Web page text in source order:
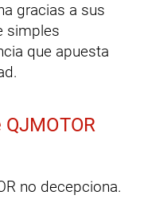
gracias a sus
simples
que apuesta
no decepciona.